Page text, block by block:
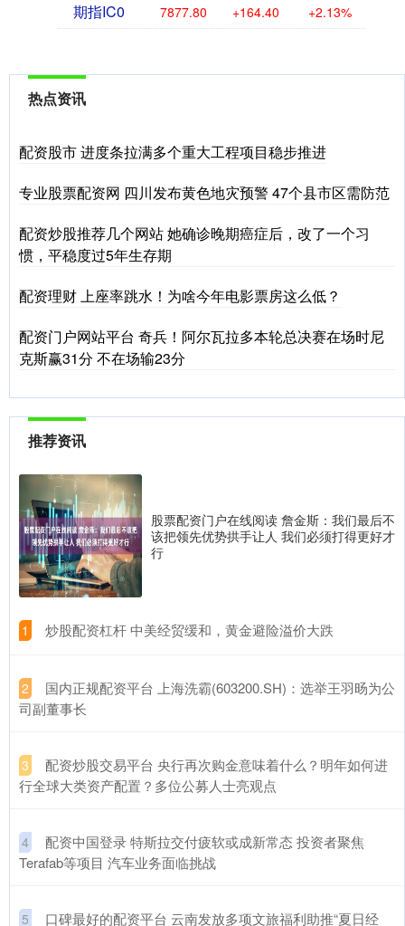
期指IC0 7877.80 +164.40 +2.13%
热点资讯
配资股市 进度条拉满多个重大工程项目稳步推进
专业股票配资网 四川发布黄色地灾预警 47个县市区需防范
配资炒股推荐几个网站 她确诊晚期癌症后，改了一个习
惯，平稳度过5年生存期
配资理财 上座率跳水！为啥今年电影票房这么低？
配资门户网站平台 奇兵！阿尔瓦拉多本轮总决赛在场时尼
克斯赢31分 不在场输23分
推荐资讯
股票配资门户在线阅读 詹金斯：我们最后不
该把领先优势拱手让人 我们必须打得更好才
行
1 ​炒股配资杠杆 中美经贸缓和，黄金避险溢价大跌
2
​国内正规配资平台 上海洗霸(603200.SH)：选举王羽旸为公
司副董事长
3
​配资炒股交易平台 央行再次购金意味着什么？明年如何进
行全球大类资产配置？多位公募人士亮观点
4
​配资中国登录 特斯拉交付疲软或成新常态 投资者聚焦
Terafab等项目 汽车业务面临挑战
5 ​口碑最好的配资平台 云南发放多项文旅福利助推“夏日经